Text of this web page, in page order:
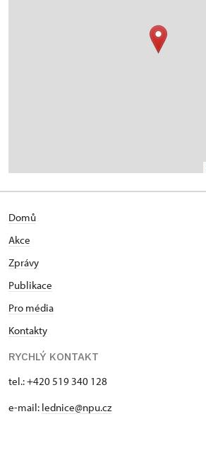
Domů
Akce
Zprávy
Publikace
Pro média
Kontakty
RYCHLÝ KONTAKT
tel.: +420 519 340 128
e-mail: lednice@npu.cz